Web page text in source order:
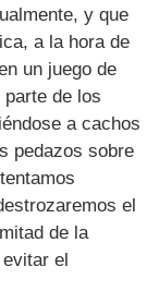
y que
a la hora de
un juego de
de los
a cachos
pedazos sobre
el
de la
el